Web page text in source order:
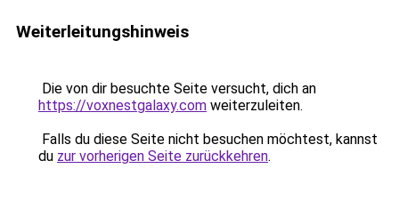
Weiterleitungshinweis
Die von dir besuchte Seite versucht, dich an
https://voxnestgalaxy.com weiterzuleiten.
Falls du diese Seite nicht besuchen möchtest, kannst
du zur vorherigen Seite zurückkehren.